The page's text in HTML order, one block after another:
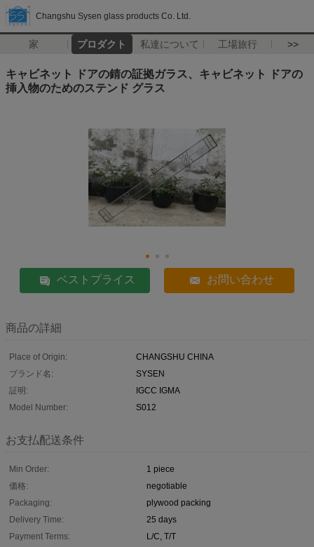
Changshu Sysen glass products Co. Ltd.
家 プロダクト 私達について 工場旅行 >>
キャビネット ドアの錆の証拠ガラス、キャビネット ドアの
挿入物のためのステンド グラス
ベストプライス お問い合わせ
商品の詳細
Place of Origin:
CHANGSHU CHINA
ブランド名:
SYSEN
証明:
IGCC IGMA
Model Number:
S012
お支払配送条件
Min Order:
1 piece
価格:
negotiable
Packaging:
plywood packing
Delivery Time:
25 days
Payment Terms:
L/C, T/T